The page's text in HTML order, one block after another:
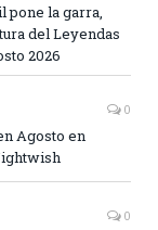
pone la garra,
del Leyendas
2026
0
Agosto en
0